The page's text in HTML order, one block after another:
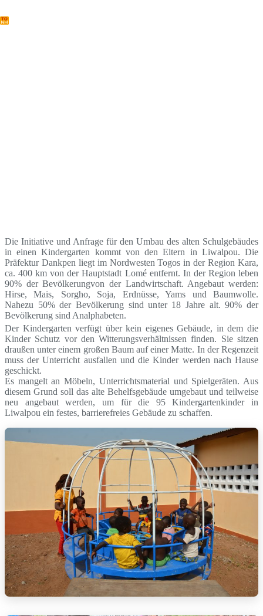
Inhalt
springen
Die Initiative und Anfrage für den Umbau des alten Schulgebäudes
in einen Kindergarten kommt von den Eltern in Liwalpou. Die
Präfektur Dankpen liegt im Nordwesten Togos in der Region Kara,
ca. 400 km von der Hauptstadt Lomé entfernt. In der Region leben
90% der Bevölkerungvon der Landwirtschaft. Angebaut werden:
Hirse, Mais, Sorgho, Soja, Erdnüsse, Yams und Baumwolle.
Nahezu 50% der Bevölkerung sind unter 18 Jahre alt. 90% der
Bevölkerung sind Analphabeten.
Der Kindergarten verfügt über kein eigenes Gebäude, in dem die
Kinder Schutz vor den Witterungsverhältnissen finden. Sie sitzen
draußen unter einem großen Baum auf einer Matte. In der Regenzeit
muss der Unterricht ausfallen und die Kinder werden nach Hause
geschickt.
Es mangelt an Möbeln, Unterrichtsmaterial und Spielgeräten. Aus
diesem Grund soll das alte Behelfsgebäude umgebaut und teilweise
neu angebaut werden, um für die 95 Kindergartenkinder in
Liwalpou ein festes, barrierefreies Gebäude zu schaffen.